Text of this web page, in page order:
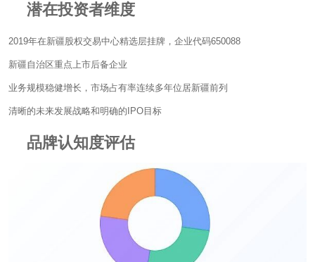
潜在投资者维度
2019年在新疆股权交易中心精选层挂牌，企业代码650088
新疆自治区重点上市后备企业
业务规模稳健增长，市场占有率连续多年位居新疆前列
清晰的未来发展战略和明确的IPO目标
品牌认知度评估